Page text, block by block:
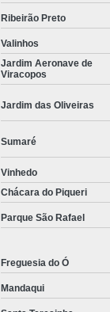
Dobra
Dobradeira
Dobra Tubo
Dobra
Ribeirão Preto
Valinhos
Jardim Aeronave de
Viracopos
Jardim das Oliveiras
Sumaré
Vinhedo
Chácara do Piqueri
Parque São Rafael
Freguesia do Ó
Mandaqui